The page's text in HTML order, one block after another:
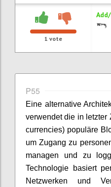
1 vote
P55
Eine alternative
verwendet die in letzter
currencies) populäre
um Zugang zu
managen und zu
Technologie basiert
Netzwerken und